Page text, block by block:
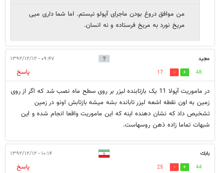
من موافق دروغ بودن ماجرای آپولو نیستم. اما شما داری میی
مریخ نورد به مریخ فرستاده و نه انسان.
مجید ۰۹:۴۷ - ۱۳۹۲/۱۲/۱۲
48
17
پاسخ
در ماموریت آپولا 11 یک بازتابنده لیزر بر روی سطح ماه نصب شد که اگر از روی
زمین به اون نقطه اشعه لیزر تابانده بشه میشه بازتابش اونو در زمین
تشخیص داد که نشان دهنده اینه که این ماموریت واقعا انجام شده و این
شبهات تماما زاده ذهن روسهاست.
بابك ۱۰:۱۴ - ۱۳۹۲/۱۲/۱۲
44
25
پاسخ